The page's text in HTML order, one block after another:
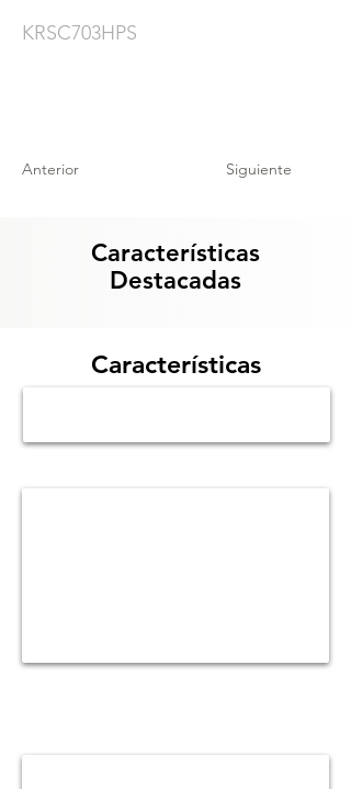
KRSC703HPS
Anterior Siguiente
Características
Destacadas
Características